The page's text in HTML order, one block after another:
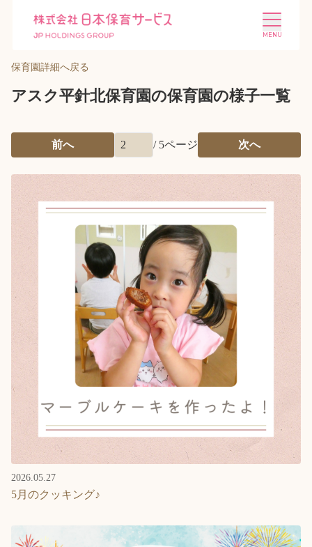
施設を探す 選ばれる理由
会社概要 ニュース
投資家情報 採用情報
Language
ホーム
利用者の声
プライバシーポリシー
保育園詳細へ戻る
アスク平針北保育園の保育園の様子一覧
前へ / 5ページ 次へ
2026.05.27
5月のクッキング♪